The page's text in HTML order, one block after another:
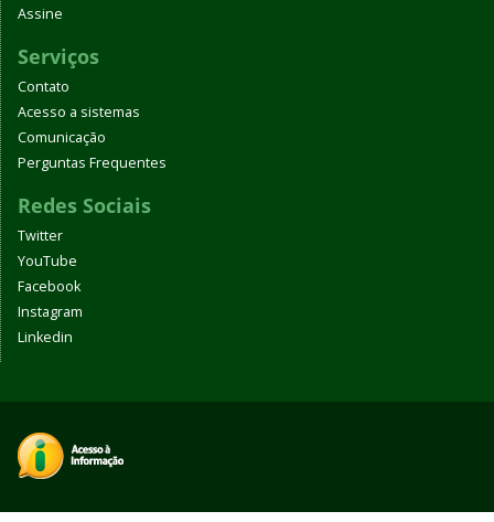
Assine
Serviços
Contato
Acesso a sistemas
Comunicação
Perguntas Frequentes
Redes Sociais
Twitter
YouTube
Facebook
Instagram
Linkedin